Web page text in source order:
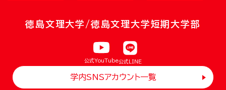
徳島文理大学/徳島文理大学短期大学部
公式YouTube公式LINE
学内SNSアカウント一覧